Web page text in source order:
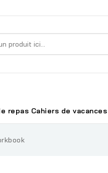
repas Cahiers de vacances